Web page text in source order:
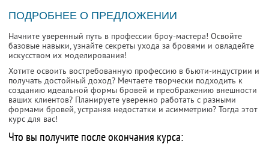
ПОДРОБНЕЕ О ПРЕДЛОЖЕНИИ
Начните уверенный путь в профессии броу-мастера! Освойте
базовые навыки, узнайте секреты ухода за бровями и овладейте
искусством их моделирования!
Хотите освоить востребованную профессию в бьюти-индустрии и
получать достойный доход? Мечтаете творчески подходить к
созданию идеальной формы бровей и преображению внешности
ваших клиентов? Планируете уверенно работать с разными
формами бровей, устраняя недостатки и асимметрию? Тогда этот
курс для вас!
Что вы получите после окончания курса: